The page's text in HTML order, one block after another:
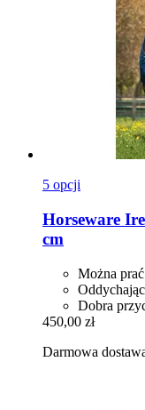
5 opcji
Horseware
cm
Można
Dobra
450,00 zł
Darmowa